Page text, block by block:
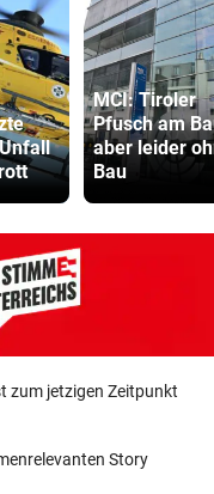
MCI: Tiroler
Pfusch am
aber leider
Bau
zum jetzigen Zeitpunkt
Story